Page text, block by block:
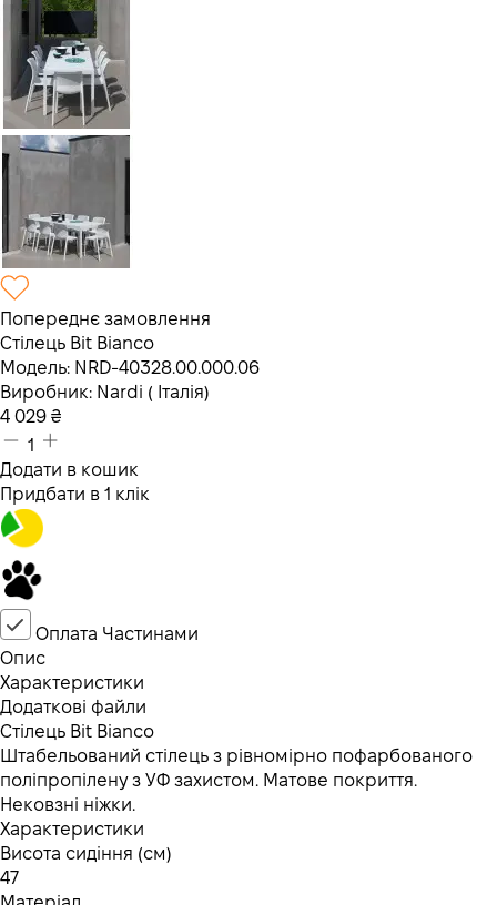
Попереднє замовлення
Стілець Bit Bianco
Модель: NRD-40328.00.000.06
Виробник: Nardi ( Італія)
4 029 ₴
1
Додати в кошик
Придбати в 1 клік
Оплата Частинами
Опис
Характеристики
Додаткові файли
Стілець Bit Bianco
Штабельований стілець з рівномірно пофарбованого
поліпропілену з УФ захистом. Матове покриття.
Нековзні ніжки.
Характеристики
Висота сидіння (см)
47